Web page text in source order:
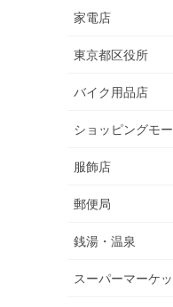
家電店
東京都区役所
バイク用品店
ショッピングモ
服飾店
郵便局
銭湯・温泉
スーパーマーケ